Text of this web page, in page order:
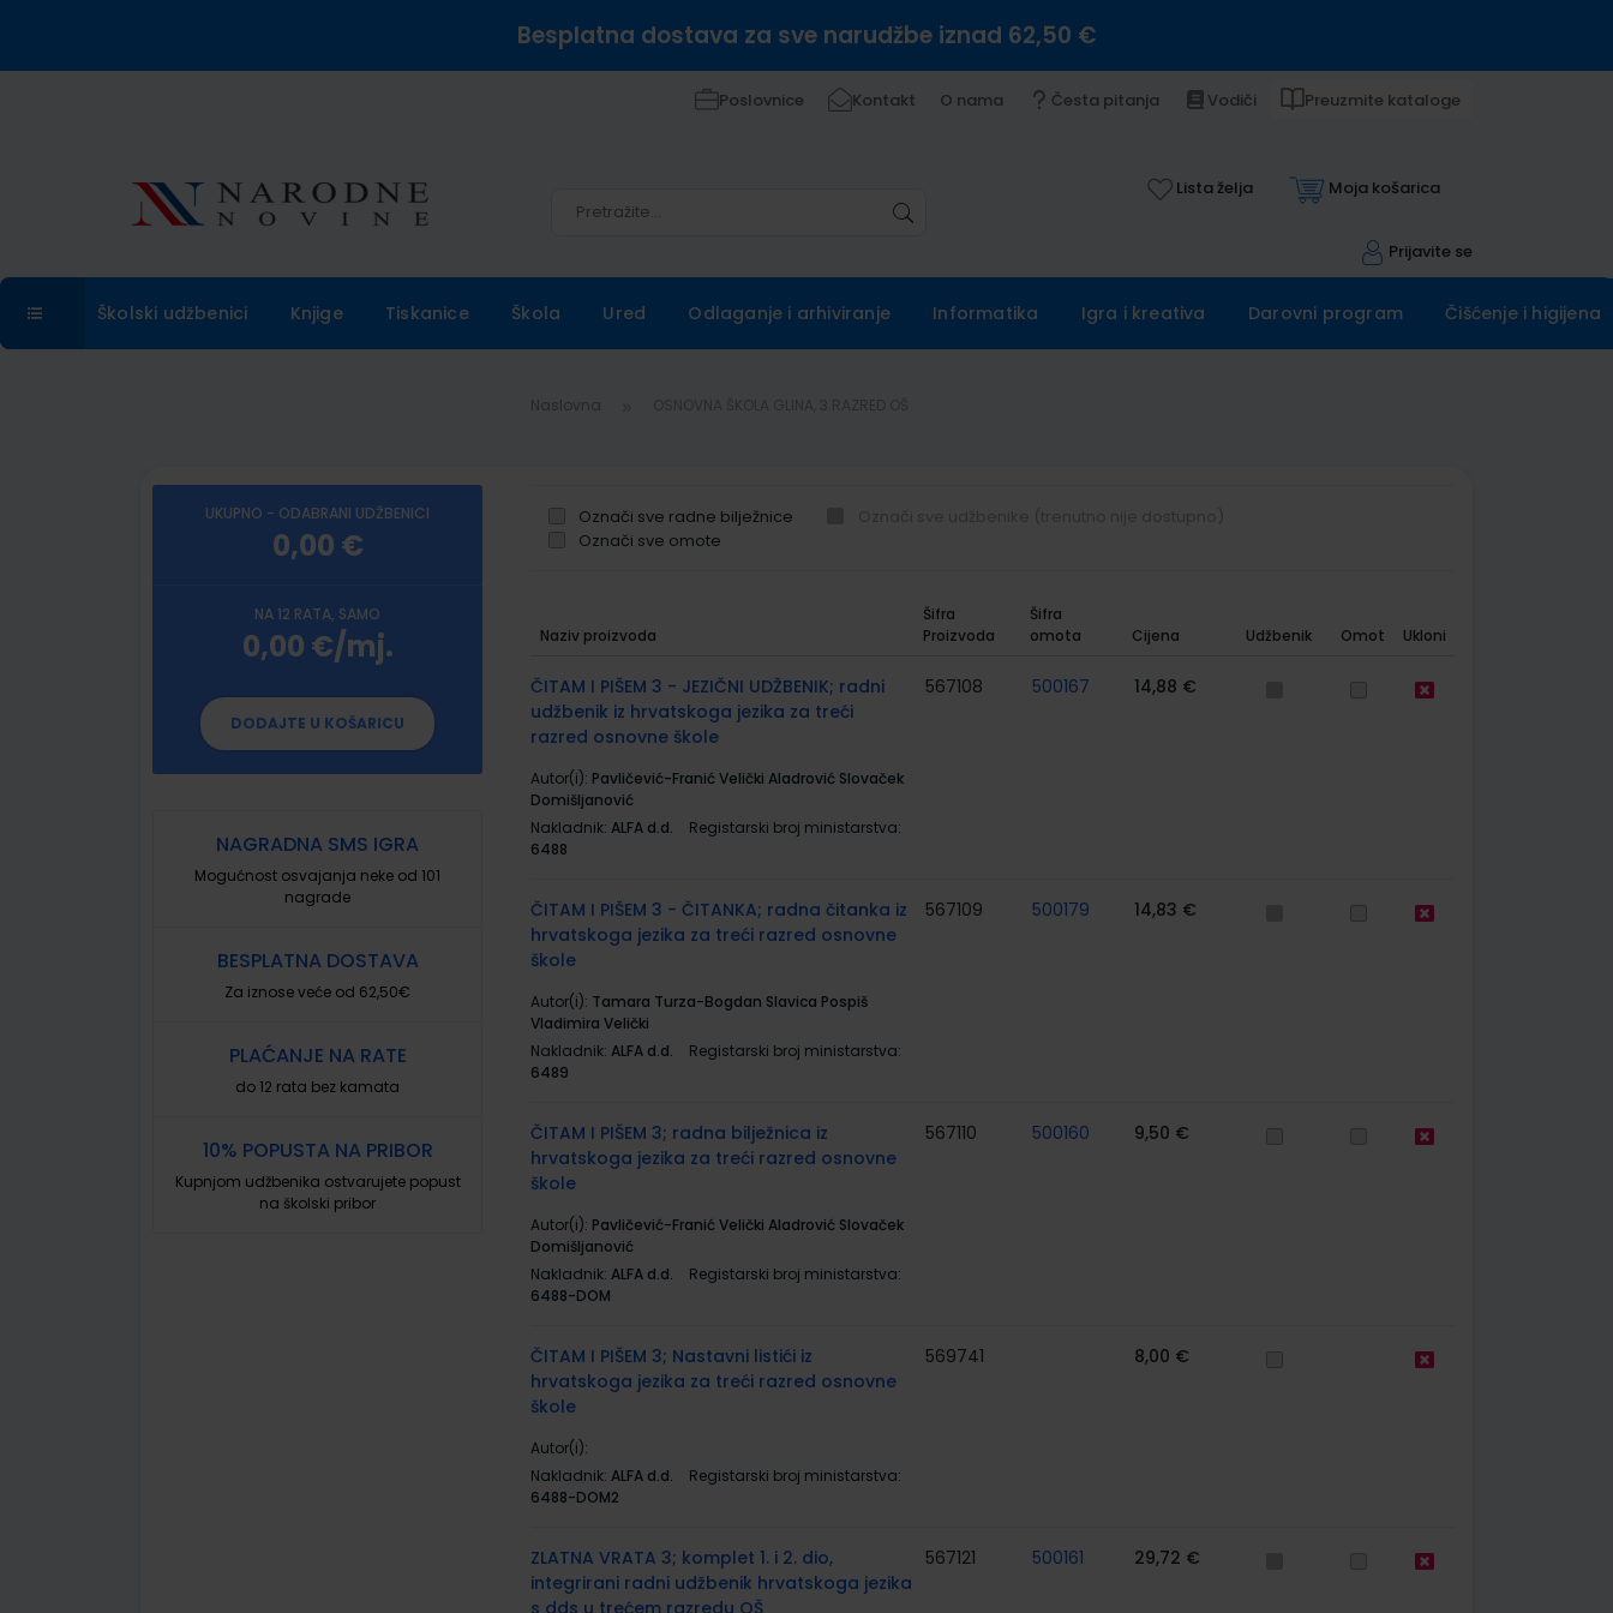
Besplatna dostava za sve narudžbe iznad 62,50 €
Poslovnice Kontakt O nama Česta pitanja Vodiči Preuzmite kataloge
Lista želja Moja košarica
Prijavite se
Školski udžbenici Knjige Tiskanice Škola Ured Odlaganje i arhiviranje Informatika Igra i kreativa Darovni program Čišćenje i higijena
Naslovna
UKUPNO - ODABRANI UDŽBENICI
0,00 €
NA 12 RATA, SAMO
0,00 €/mj.
DODAJTE U KOŠARICU
NAGRADNA SMS IGRA
Mogućnost osvajanja neke od 101
nagrade
BESPLATNA DOSTAVA
Za iznose veće od 62,50€
PLAĆANJE NA RATE
do 12 rata bez kamata
10% POPUSTA NA PRIBOR
Kupnjom udžbenika ostvarujete popust
na školski pribor
Označi sve radne bilježnice
Označi sve omote
proizvodi
Naziv proizvoda
Šifra
Proizvoda
Šifra
omota
Cijena Udžbenik Omot Ukloni
ČITAM I PIŠEM 3 - JEZIČNI UDŽBENIK; radni
udžbenik iz hrvatskoga jezika za treći
razred osnovne škole
Autor(i): Pavličević-Franić Velički Aladrović Slovaček
Domišljanović
Nakladnik: ALFA d.d.
Registarski broj ministarstva:
6488
567108 500167 14,88 €
ČITAM I PIŠEM 3 - ČITANKA; radna čitanka iz
hrvatskoga jezika za treći razred osnovne
škole
Autor(i): Tamara Turza-Bogdan Slavica Pospiš
Vladimira Velički
Nakladnik: ALFA d.d.
Registarski broj ministarstva:
6489
567109 500179 14,83 €
ČITAM I PIŠEM 3; radna bilježnica iz
hrvatskoga jezika za treći razred osnovne
škole
Autor(i): Pavličević-Franić Velički Aladrović Slovaček
Domišljanović
Nakladnik: ALFA d.d.
Registarski broj ministarstva:
6488-DOM
567110 500160 9,50 €
ČITAM I PIŠEM 3; Nastavni listići iz
hrvatskoga jezika za treći razred osnovne
škole
Autor(i):
Nakladnik: ALFA d.d.
Registarski broj ministarstva:
6488-DOM2
569741 8,00 €
ZLATNA VRATA 3; komplet 1. i 2. dio,
integrirani radni udžbenik hrvatskoga jezika
s dds u trećem razredu OŠ
567121 500161 29,72 €